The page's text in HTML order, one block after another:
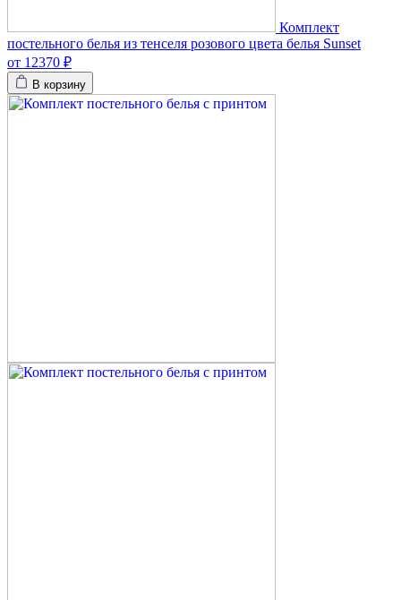
Комплект
постельного белья из тенселя розового цвета белья Sunset
от 12370 ₽
В корзину